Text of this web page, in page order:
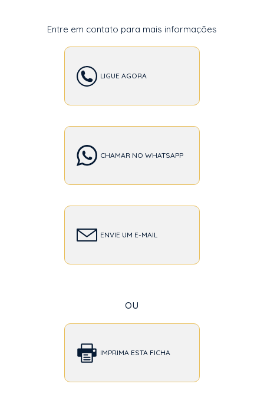
Entre em contato para mais informações
LIGUE AGORA
CHAMAR NO WHATSAPP
ENVIE UM E-MAIL
ou
IMPRIMA ESTA FICHA